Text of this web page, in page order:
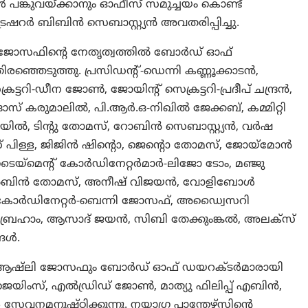
പങ്കുവയ്ക്കാനും ഓഫീസ് സമുച്ചയം കൊണ്ട്
ബിബിൻ സെബാസ്റ്റ്യൻ അവതരിപ്പിച്ചു.
നേതൃത്വത്തിൽ ബോർഡ് ഓഫ്
പ്രസിഡന്റ്-ഡെന്നി കണ്ണൂക്കാടൻ,
ഡീന ജോൺ, ജോയിന്റ് സെക്രട്ടറി-പ്രദീപ് ചന്ദ്രൻ,
കരുമാലിൽ, പി.ആർ.ഒ-നിഖിൽ ജേക്കബ്, കമ്മിറ്റി
ടിന്റു തോമസ്, റോബിൻ സെബാസ്റ്റ്യൻ, വർഷ
ജിജിൻ ഷിന്റൊ, ജെന്റൊ തോമസ്, ജോയ്മോൻ
കോർഡിനേറ്റർമാർ-ലിജോ ടോം, മഞ്ജു
തോമസ്, അനീഷ് വിജയൻ, വോളിബോൾ
ബെന്നി ജോസഫ്, അഡ്വൈസറി
എബ്രഹാം, ആസാദ് ജയൻ, സിബി തേക്കുംങ്കൽ, അലക്സ്
ജോസഫും ബോർഡ് ഓഫ് ഡയറക്ടർമാരായി
എൽഡ്രിഡ് ജോൺ, മാത്യു ഫിലിപ്പ് എബിൻ,